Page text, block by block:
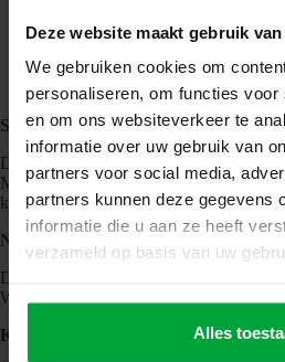
Deze website maakt gebruik
We gebruiken cookies om
personaliseren, om functies voor
en om ons websiteverkeer te
informatie over uw gebruik van
partners voor social media,
partners kunnen deze gegevens
informatie die u aan ze heeft
verzameld op basis van uw
Alles
gleich eine höhere Rechnung.
Sicherheit
Die Installation von Lagersystemen ist
Mit festen Lagersystemen gehen Sie
können Sie den gesamten Raum
Nachhaltigkeit
Die Lagersysteme von Nolte bieten
Wir sorgen auch dafür, dass Sie Ihre
Kosten